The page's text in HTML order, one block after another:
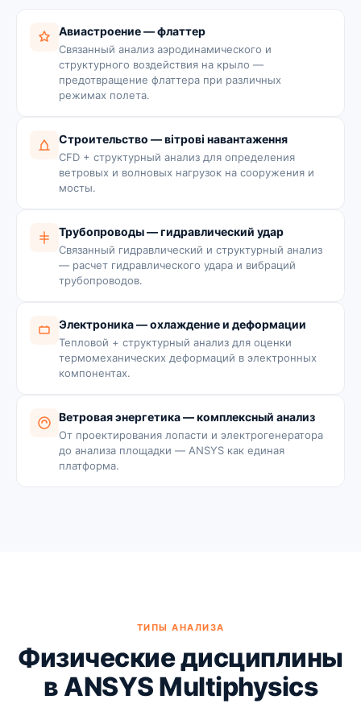
Авиастроение — флаттер
Связанный анализ аэродинамического и
структурного воздействия на крыло —
предотвращение флаттера при различных
режимах полета.
Строительство — вітрові навантаження
CFD + структурный анализ для определения
ветровых и волновых нагрузок на сооружения и
мосты.
Трубопроводы — гидравлический удар
Связанный гидравлический и структурный анализ
— расчет гидравлического удара и вибраций
трубопроводов.
Электроника — охлаждение и деформации
Тепловой + структурный анализ для оценки
термомеханических деформаций в электронных
компонентах.
Ветровая энергетика — комплексный анализ
От проектирования лопасти и электрогенератора
до анализа площадки — ANSYS как единая
платформа.
ТИПЫ АНАЛИЗА
Физические дисциплины
в ANSYS Multiphysics